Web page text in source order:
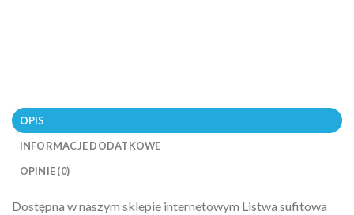
OPIS
INFORMACJE DODATKOWE
OPINIE (0)
Dostępna w naszym sklepie internetowym Listwa sufitowa